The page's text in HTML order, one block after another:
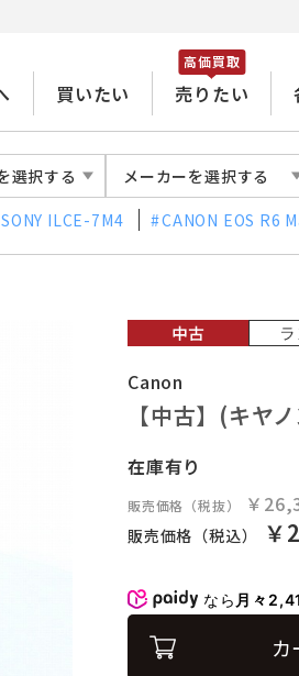
買いたい 売りたい
高価買取
選択する メーカーを選択する
SONY ILCE-7M4 CANON EOS R6
Canon
【中古】(キヤ
在庫有り
販売価格（税抜） ￥
販売価格（税込） ￥
なら 月々
カ